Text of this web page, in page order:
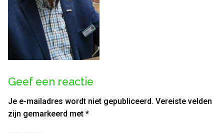
Geef een reactie
Je e-mailadres wordt niet gepubliceerd. Vereiste velden
zijn gemarkeerd met *